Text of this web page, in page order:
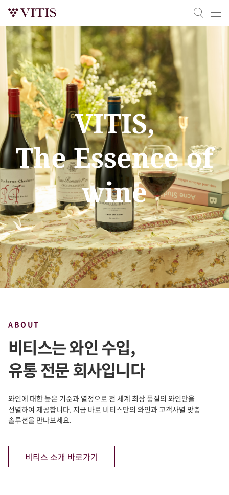
VITIS,
The Essence of
wine
ABOUT
비티스는 와인 수입,
유통 전문 회사입니다
와인에 대한 높은 기준과 열정으로 전 세계 최상 품질의 와인만을
선별하여 제공합니다. 지금 바로 비티스만의 와인과 고객사별 맞춤
솔루션을 만나보세요.
비티스 소개 바로가기